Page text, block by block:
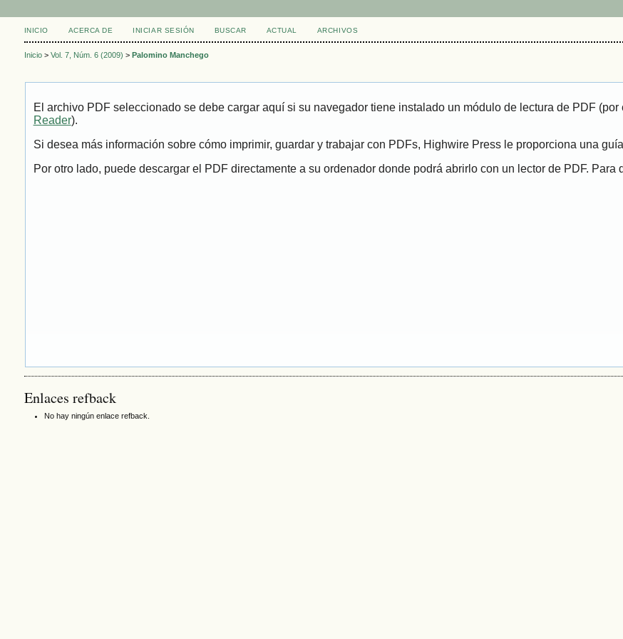
INICIO ACERCA DE INICIAR SESIÓN BUSCAR ACTUAL ARCHIVOS
Inicio> Vol. 7, Núm. 6 (2009) > Palomino Manchego
El archivo PDF seleccionado se debe cargar aquí si su navegador tiene instalado un módulo de lectura de PDF
Reader).
Si desea más información sobre cómo imprimir, guardar y trabajar con PDFs, Highwire Press le proporciona una
Por otro lado, puede descargar el PDF directamente a su ordenador donde podrá abrirlo con un lector de PDF.
Enlaces refback
No hay ningún enlace refback.